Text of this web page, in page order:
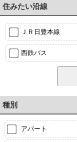
住みたい沿線
ＪＲ日豊本線
西鉄バス
種別
アパート